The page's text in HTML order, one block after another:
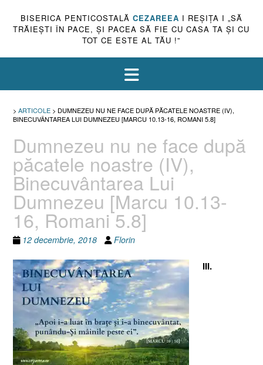
BISERICA PENTICOSTALĂ CEZAREEA I REŞIŢA I „SĂ
TRĂIEŞTI ÎN PACE, ŞI PACEA SĂ FIE CU CASA TA ŞI CU
TOT CE ESTE AL TĂU !”
> ARTICOLE > DUMNEZEU NU NE FACE DUPĂ PĂCATELE NOASTRE (IV),
BINECUVÂNTAREA LUI DUMNEZEU [MARCU 10.13-16, ROMANI 5.8]
Dumnezeu nu ne face după
păcatele noastre (IV),
Binecuvântarea Lui
Dumnezeu [Marcu 10.13-
16, Romani 5.8]
12 decembrie, 2018 Florin
III.